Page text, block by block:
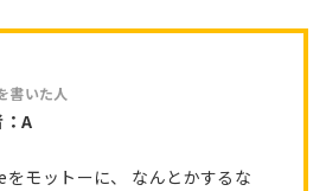
A
モットーに、 なんとかするな